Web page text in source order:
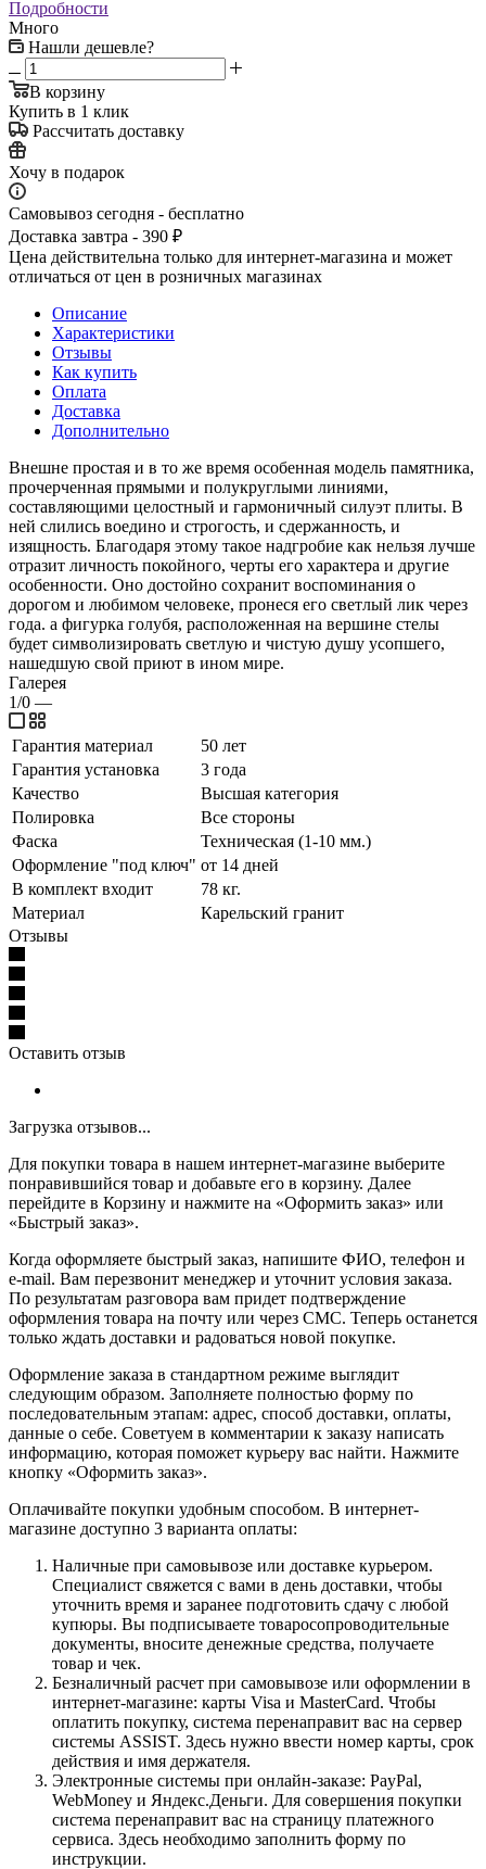
Подробности
Много
Нашли дешевле?
В корзину
Купить в 1 клик
Рассчитать доставку
Хочу в подарок
Самовывоз сегодня - бесплатно
Доставка завтра - 390 ₽
Цена действительна только для интернет-магазина и может
отличаться от цен в розничных магазинах
Описание
Характеристики
Отзывы
Как купить
Оплата
Доставка
Дополнительно
Внешне простая и в то же время особенная модель памятника,
прочерченная прямыми и полукруглыми линиями,
составляющими целостный и гармоничный силуэт плиты. В
ней слились воедино и строгость, и сдержанность, и
изящность. Благодаря этому такое надгробие как нельзя лучше
отразит личность покойного, черты его характера и другие
особенности. Оно достойно сохранит воспоминания о
дорогом и любимом человеке, пронеся его светлый лик через
года. а фигурка голубя, расположенная на вершине стелы
будет символизировать светлую и чистую душу усопшего,
нашедшую свой приют в ином мире.
Галерея
1/0 —
Гарантия материал
50 лет
Гарантия установка
3 года
Качество
Высшая категория
Полировка
Все стороны
Фаска
Техническая (1-10 мм.)
Оформление "под ключ" от 14 дней
В комплект входит
78 кг.
Материал
Карельский гранит
Отзывы
Оставить отзыв
Загрузка отзывов...
Для покупки товара в нашем интернет-магазине выберите
понравившийся товар и добавьте его в корзину. Далее
перейдите в Корзину и нажмите на «Оформить заказ» или
«Быстрый заказ».
Когда оформляете быстрый заказ, напишите ФИО, телефон и
e-mail. Вам перезвонит менеджер и уточнит условия заказа.
По результатам разговора вам придет подтверждение
оформления товара на почту или через СМС. Теперь останется
только ждать доставки и радоваться новой покупке.
Оформление заказа в стандартном режиме выглядит
следующим образом. Заполняете полностью форму по
последовательным этапам: адрес, способ доставки, оплаты,
данные о себе. Советуем в комментарии к заказу написать
информацию, которая поможет курьеру вас найти. Нажмите
кнопку «Оформить заказ».
Оплачивайте покупки удобным способом. В интернет-
магазине доступно 3 варианта оплаты:
Наличные при самовывозе или доставке курьером.
Специалист свяжется с вами в день доставки, чтобы
уточнить время и заранее подготовить сдачу с любой
купюры. Вы подписываете товаросопроводительные
документы, вносите денежные средства, получаете
товар и чек.
Безналичный расчет при самовывозе или оформлении в
интернет-магазине: карты Visa и MasterCard. Чтобы
оплатить покупку, система перенаправит вас на сервер
системы ASSIST. Здесь нужно ввести номер карты, срок
действия и имя держателя.
Электронные системы при онлайн-заказе: PayPal,
WebMoney и Яндекс.Деньги. Для совершения покупки
система перенаправит вас на страницу платежного
сервиса. Здесь необходимо заполнить форму по
инструкции.